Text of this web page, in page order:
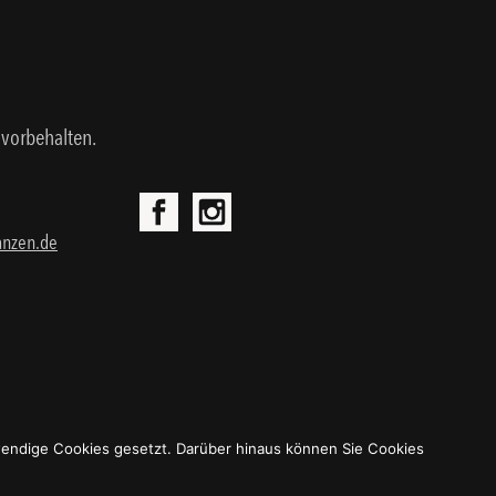
Cookies gesetzt. Darüber hinaus können Sie Cookies